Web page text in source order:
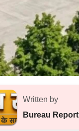
Written by
Bureau Report